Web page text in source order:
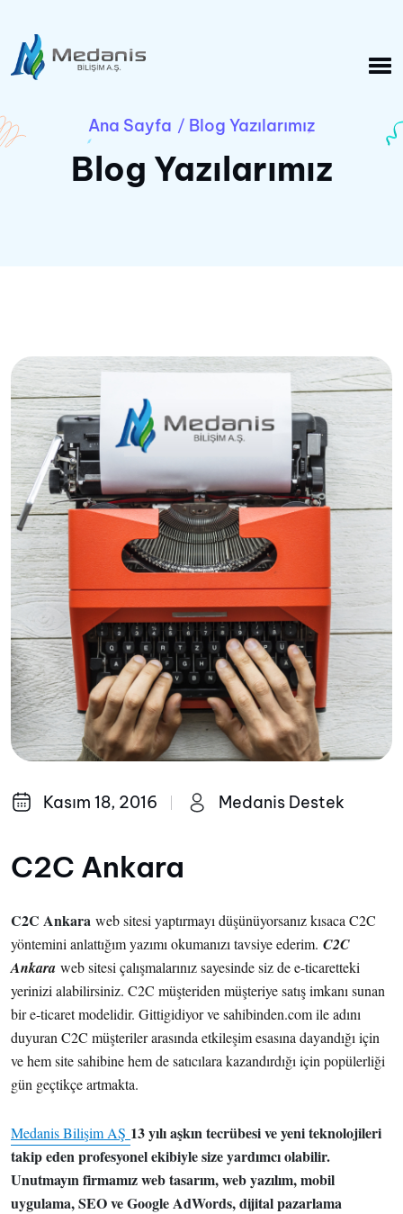
Ana Sayfa / Blog Yazılarımız
Blog Yazılarımız
Kasım 18, 2016 Medanis Destek
C2C Ankara
C2C Ankara web sitesi yaptırmayı düşünüyorsanız kısaca C2C
yöntemini anlattığım yazımı okumanızı tavsiye ederim. C2C
Ankara web sitesi çalışmalarınız sayesinde siz de e-ticaretteki
yerinizi alabilirsiniz. C2C müşteriden müşteriye satış imkanı sunan
bir e-ticaret modelidir. Gittigidiyor ve sahibinden.com ile adını
duyuran C2C müşteriler arasında etkileşim esasına dayandığı için
ve hem site sahibine hem de satıcılara kazandırdığı için popülerliği
gün geçtikçe artmakta.
Medanis Bilişim AŞ 13 yılı aşkın tecrübesi ve yeni teknolojileri
takip eden profesyonel ekibiyle size yardımcı olabilir.
Unutmayın firmamız web tasarım, web yazılım, mobil
uygulama, SEO ve Google AdWords, dijital pazarlama